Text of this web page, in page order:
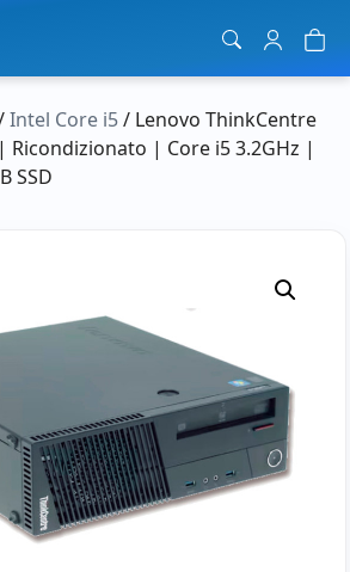
Intel Core i5/ Lenovo ThinkCentre
Ricondizionato | Core i5 3.2GHz |
SSD